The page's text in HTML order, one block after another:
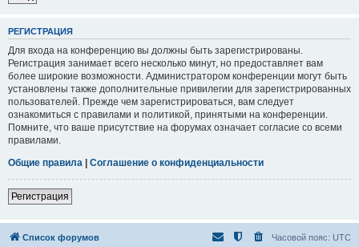
РЕГИСТРАЦИЯ
Для входа на конференцию вы должны быть зарегистрированы.
Регистрация занимает всего несколько минут, но предоставляет вам
более широкие возможности. Администратором конференции могут быть
установлены также дополнительные привилегии для зарегистрированных
пользователей. Прежде чем зарегистрироваться, вам следует
ознакомиться с правилами и политикой, принятыми на конференции.
Помните, что ваше присутствие на форумах означает согласие со всеми
правилами.
Общие правила | Соглашение о конфиденциальности
Регистрация
Список форумов Часовой пояс: UTC